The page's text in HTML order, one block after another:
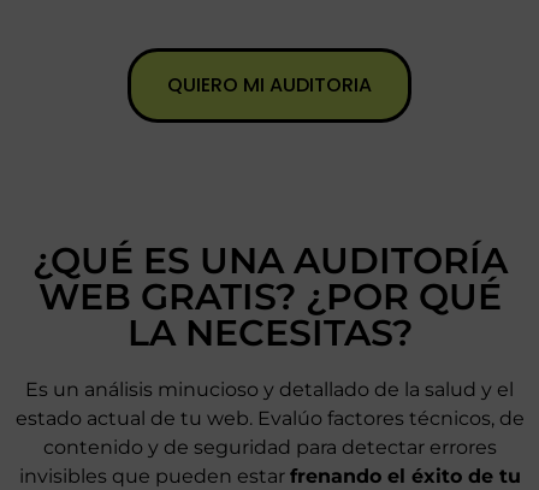
QUIERO MI AUDITORIA
¿QUÉ ES UNA AUDITORÍA
WEB GRATIS? ¿POR QUÉ
LA NECESITAS?
Es un análisis minucioso y detallado de la salud y el
estado actual de tu web. Evalúo factores técnicos, de
contenido y de seguridad para detectar errores
invisibles que pueden estar frenando el éxito de tu